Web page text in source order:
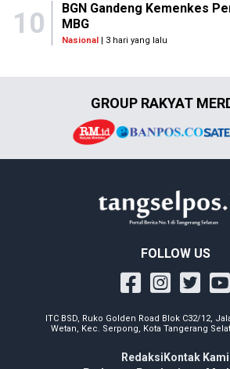
10
BGN Gandeng Kemenkes
MBG
Nasional| 3 hari yang lalu
GROUP RAKYAT
FOLLOW US
ITC BSD, Ruko Golden Road Blok C32/12,
Wetan, Kec. Serpong, Kota Tangerang
Redaksi Kontak Kami